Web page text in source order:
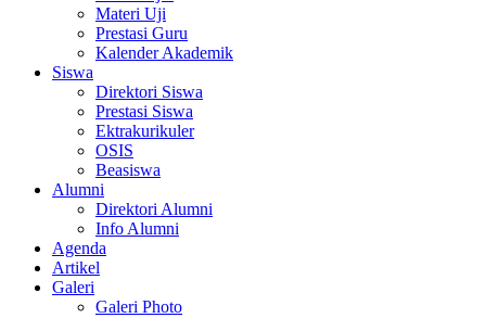
Materi Uji
Prestasi Guru
Kalender Akademik
Siswa
Direktori Siswa
Prestasi Siswa
Ektrakurikuler
OSIS
Beasiswa
Alumni
Direktori Alumni
Info Alumni
Agenda
Artikel
Galeri
Galeri Photo